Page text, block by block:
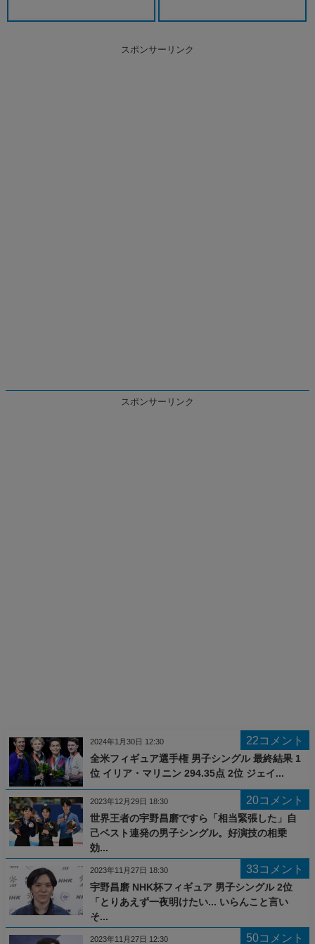
スポンサーリンク
スポンサーリンク
22コメント
全米フィギュア選手権 男子シングル 最終結果 1
位 イリア・マリニン 294.35点 2位 ジェイ...
2024年1月30日 12:30
20コメント
世界王者の宇野昌磨ですら「相当緊張した」自
己ベスト連発の男子シングル。好演技の相乗
効...
2023年12月29日 18:30
33コメント
宇野昌磨 NHK杯フィギュア 男子シングル 2位
「とりあえず一夜明けたい... いらんこと言い
そ...
2023年11月27日 18:30
50コメント
2023年11月27日 12:30